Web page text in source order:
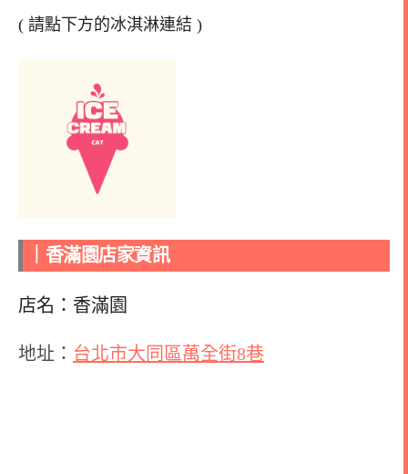
( 請點下方的冰淇淋連結 )
香滿園店家資訊
店名： 香滿園
地址： 台北市大同區萬全街8巷